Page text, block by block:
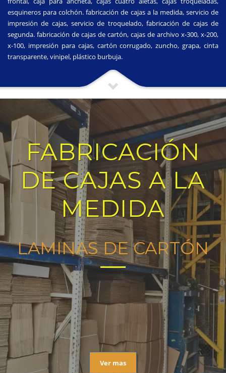
esquineros para colchón. fabricación de cajas a la medida, servicio de
impresión de cajas, servicio de troquelado, fabricación de cajas de
segunda. fabricación de cajas de cartón, cajas de archivo x-300, x-200,
x-100, impresión para cajas, cartón corrugado, zuncho, grapa, cinta
transparente, vinipel, plástico burbuja.
FABRICACIÓN
DE CAJAS A LA
MEDIDA
LAMINAS DE CARTÓN
Ver mas